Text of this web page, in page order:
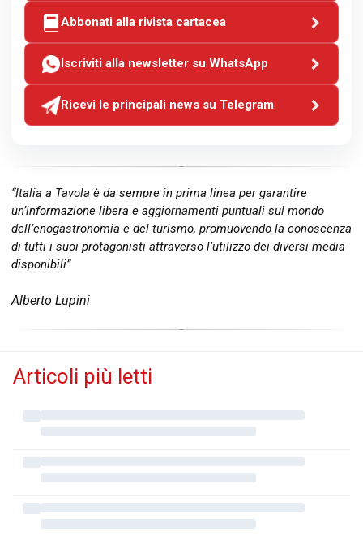
Abbonati alla rivista cartacea
Iscriviti alla newsletter su WhatsApp
Ricevi le principali news su Telegram
“Italia a Tavola è da sempre in prima linea per garantire
un’informazione libera e aggiornamenti puntuali sul mondo
dell’enogastronomia e del turismo, promuovendo la conoscenza
di tutti i suoi protagonisti attraverso l’utilizzo dei diversi media
disponibili”
Alberto Lupini
Articoli più letti